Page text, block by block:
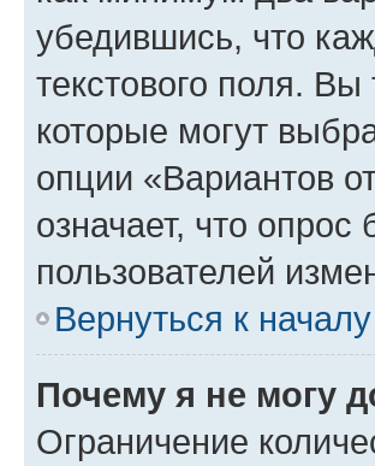
убедившись, что
текстового поля.
которые могут
опции «Вариантов
означает, что
пользователей
Вернуться к началу
Почему я не могу
Ограничение